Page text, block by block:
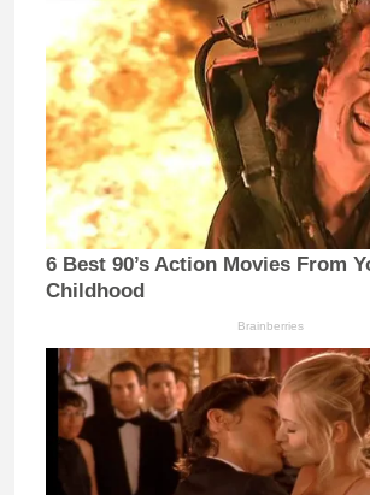
6 Best 90’s Action Movies From
Childhood
Brainberries